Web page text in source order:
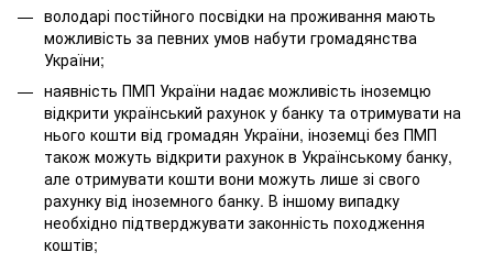
володарі постійного посвідки на проживання мають
можливість за певних умов набути громадянства
України;
наявність ПМП України надає можливість іноземцю
відкрити український рахунок у банку та отримувати на
нього кошти від громадян України, іноземці без ПМП
також можуть відкрити рахунок в Українському банку,
але отримувати кошти вони можуть лише зі свого
рахунку від іноземного банку. В іншому випадку
необхідно підтверджувати законність походження
коштів;